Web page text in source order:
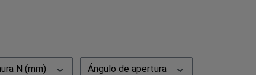
N (mm) Ángulo de apertura